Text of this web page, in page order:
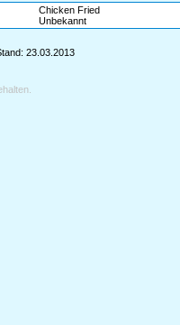
Chicken Fried
Unbekannt
23.03.2013